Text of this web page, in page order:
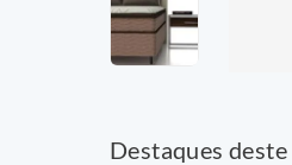
Destaques